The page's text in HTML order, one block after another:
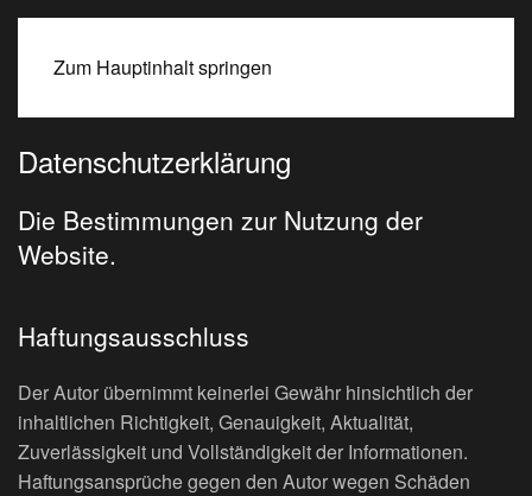
Zum Hauptinhalt springen
Datenschutzerklärung
Die Bestimmungen zur Nutzung der
Website.
Haftungsausschluss
Der Autor übernimmt keinerlei Gewähr hinsichtlich der
inhaltlichen Richtigkeit, Genauigkeit, Aktualität,
Zuverlässigkeit und Vollständigkeit der Informationen.
Haftungsansprüche gegen den Autor wegen Schäden